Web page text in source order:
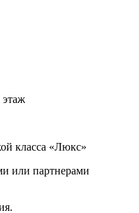
класса «Люкс»
или партнерами